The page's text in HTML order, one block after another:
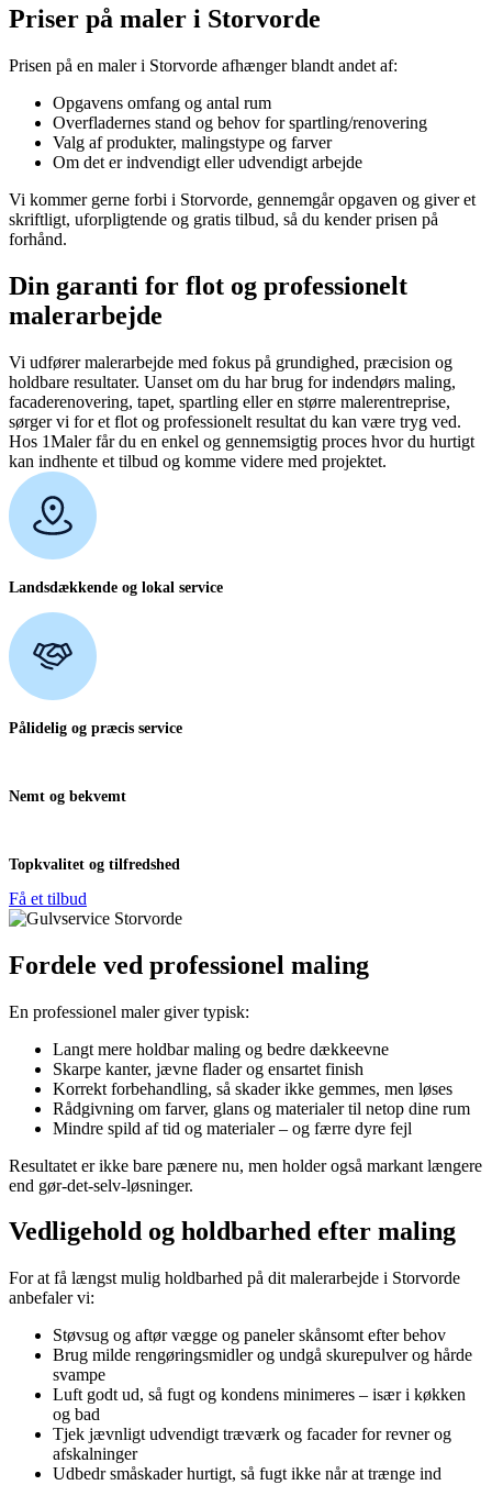
Priser på maler i Storvorde
Prisen på en maler i Storvorde afhænger blandt andet af:
Opgavens omfang og antal rum
Overfladernes stand og behov for spartling/renovering
Valg af produkter, malingstype og farver
Om det er indvendigt eller udvendigt arbejde
Vi kommer gerne forbi i Storvorde, gennemgår opgaven og giver et
skriftligt, uforpligtende og gratis tilbud, så du kender prisen på
forhånd.
Din garanti for flot og professionelt
malerarbejde
Vi udfører malerarbejde med fokus på grundighed, præcision og
holdbare resultater. Uanset om du har brug for indendørs maling,
facaderenovering, tapet, spartling eller en større malerentreprise,
sørger vi for et flot og professionelt resultat du kan være tryg ved.
Hos 1Maler får du en enkel og gennemsigtig proces hvor du hurtigt
kan indhente et tilbud og komme videre med projektet.
Landsdækkende og lokal service
Pålidelig og præcis service
Nemt og bekvemt
Topkvalitet og tilfredshed
Få et tilbud
Fordele ved professionel maling
En professionel maler giver typisk:
Langt mere holdbar maling og bedre dækkeevne
Skarpe kanter, jævne flader og ensartet finish
Korrekt forbehandling, så skader ikke gemmes, men løses
Rådgivning om farver, glans og materialer til netop dine rum
Mindre spild af tid og materialer – og færre dyre fejl
Resultatet er ikke bare pænere nu, men holder også markant længere
end gør-det-selv-løsninger.
Vedligehold og holdbarhed efter maling
For at få længst mulig holdbarhed på dit malerarbejde i Storvorde
anbefaler vi:
Støvsug og aftør vægge og paneler skånsomt efter behov
Brug milde rengøringsmidler og undgå skurepulver og hårde
svampe
Luft godt ud, så fugt og kondens minimeres – især i køkken
og bad
Tjek jævnligt udvendigt træværk og facader for revner og
afskalninger
Udbedr småskader hurtigt, så fugt ikke når at trænge ind